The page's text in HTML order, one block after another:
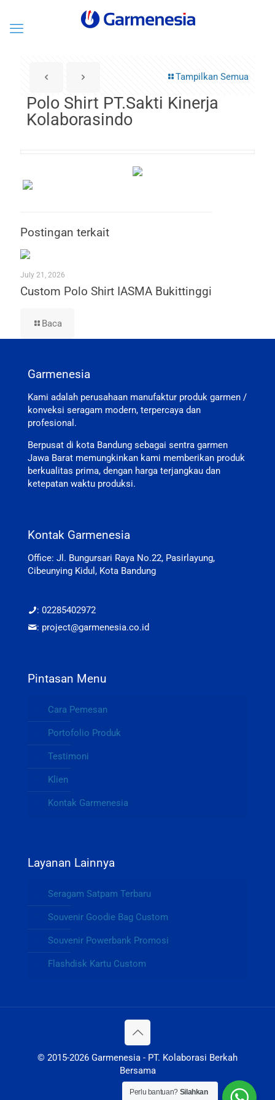
Tampilkan Semua
Polo Shirt PT.Sakti Kinerja
Kolaborasindo
Postingan terkait
July 21, 2026
Custom Polo Shirt IASMA Bukittinggi
Baca
Garmenesia
Kami adalah perusahaan manufaktur produk garmen /
konveksi seragam modern, terpercaya dan
profesional.
Berpusat di kota Bandung sebagai sentra garmen
Jawa Barat memungkinkan kami memberikan produk
berkualitas prima, dengan harga terjangkau dan
ketepatan waktu produksi.
Kontak Garmenesia
Office: Jl. Bungursari Raya No.22, Pasirlayung,
Cibeunying Kidul, Kota Bandung
: 02285402972
: project@garmenesia.co.id
Pintasan Menu
Cara Pemesan
Portofolio Produk
Testimoni
Klien
Kontak Garmenesia
Layanan Lainnya
Seragam Satpam Terbaru
Souvenir Goodie Bag Custom
Souvenir Powerbank Promosi
Flashdisk Kartu Custom
© 2015-2026 Garmenesia - PT. Kolaborasi Berkah
Bersama
Perlu bantuan? Silahkan